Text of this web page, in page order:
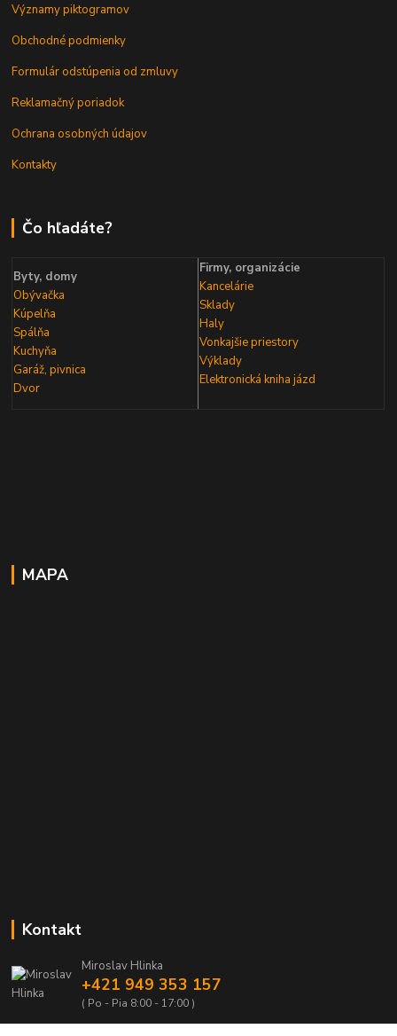
Významy piktogramov
Obchodné podmienky
Formulár odstúpenia od zmluvy
Reklamačný poriadok
Ochrana osobných údajov
Kontakty
Čo hľadáte?
Byty, domy
Obývačka
Kúpelňa
Spálňa
Kuchyňa
Garáž, pivnica
Dvor
Firmy, organizácie
Kancelárie
Sklady
Haly
Vonkajšie priestory
Výklady
Elektronická kniha jázd
MAPA
Kontakt
Miroslav Hlinka
+421 949 353 157
( Po - Pia 8:00 - 17:00 )